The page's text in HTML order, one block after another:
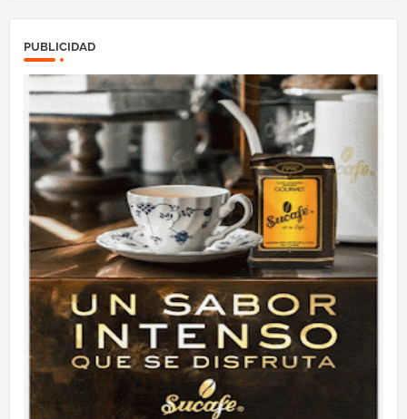
PUBLICIDAD